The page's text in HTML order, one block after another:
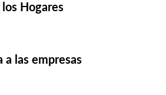
Hogares
a las empresas